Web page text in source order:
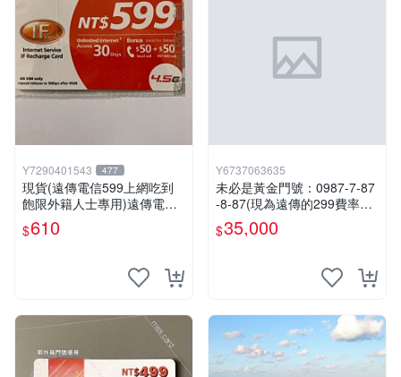
Y7290401543 477
現貨(遠傳電信599上網吃到
飽限外籍人士專用)遠傳電信4
G上網補充卡
$610
Y6737063635
未必是黃金門號：0987-7-87
-8-87(現為遠傳的299費率門
號，屆時將以無約狀態過
戶)。
$35,000